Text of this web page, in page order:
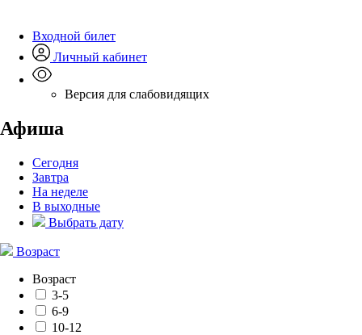
Входной билет
Личный кабинет
Версия для слабовидящих
Афиша
Сегодня
Завтра
На неделе
В выходные
Выбрать дату
Возраст
Возраст
3-5
6-9
10-12